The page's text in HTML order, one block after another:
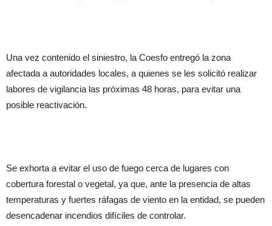
Una vez contenido el siniestro, la Coesfo entregó la zona
afectada a autoridades locales, a quienes se les solicitó realizar
labores de vigilancia las próximas 48 horas, para evitar una
posible reactivación.
Se exhorta a evitar el uso de fuego cerca de lugares con
cobertura forestal o vegetal, ya que, ante la presencia de altas
temperaturas y fuertes ráfagas de viento en la entidad, se pueden
desencadenar incendios difíciles de controlar.